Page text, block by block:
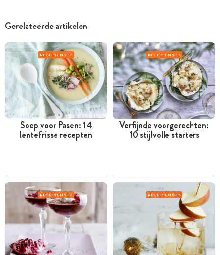
Gerelateerde artikelen
RECEPTENSET
Soep voor Pasen: 14
lentefrisse recepten
RECEPTENSET
Verfijnde voorgerechten:
10 stijlvolle starters
RECEPTENSET RECEPTENSET